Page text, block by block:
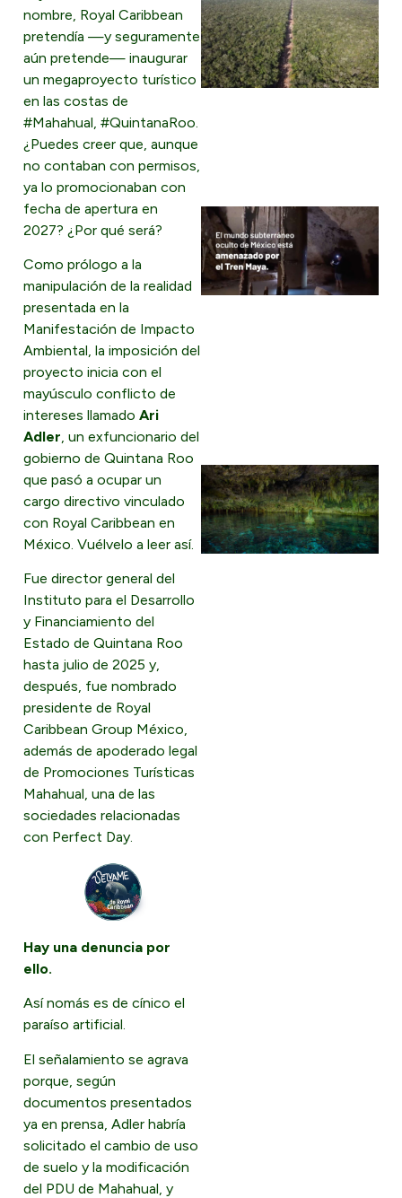
nombre, Royal Caribbean
pretendía —y seguramente
aún pretende— inaugurar
un megaproyecto turístico
en las costas de
#Mahahual, #QuintanaRoo.
¿Puedes creer que, aunque
no contaban con permisos,
ya lo promocionaban con
fecha de apertura en
2027? ¿Por qué será?
Como prólogo a la
manipulación de la realidad
presentada en la
Manifestación de Impacto
Ambiental, la imposición del
proyecto inicia con el
mayúsculo conflicto de
intereses llamado Ari
Adler, un exfuncionario del
gobierno de Quintana Roo
que pasó a ocupar un
cargo directivo vinculado
con Royal Caribbean en
México. Vuélvelo a leer así.
Fue director general del
Instituto para el Desarrollo
y Financiamiento del
Estado de Quintana Roo
hasta julio de 2025 y,
después, fue nombrado
presidente de Royal
Caribbean Group México,
además de apoderado legal
de Promociones Turísticas
Mahahual, una de las
sociedades relacionadas
con Perfect Day.
Hay una denuncia por
ello.
Así nomás es de cínico el
paraíso artificial.
El señalamiento se agrava
porque, según
documentos presentados
ya en prensa, Adler habría
solicitado el cambio de uso
de suelo y la modificación
del PDU de Mahahual, y